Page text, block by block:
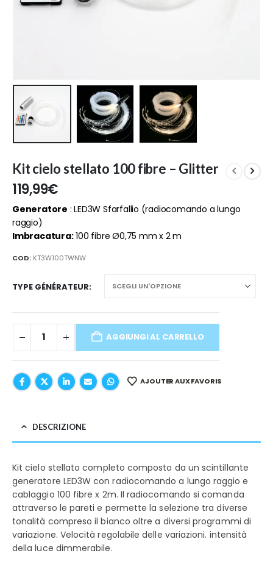
Kit cielo stellato 100 fibre – Glitter
119,99€
Generatore : LED3W Sfarfallio (radiocomando a lungo
raggio)
Imbracatura:100 fibre Ø0,75 mm x 2 m
COD: KT3W100TWNW
TYPE GÉNÉRATEUR
AGGIUNGI AL CARRELLO
AJOUTER AUX FAVORIS
DESCRIZIONE
Kit cielo stellato completo composto da un scintillante
generatore LED3W con radiocomando a lungo raggio e
cablaggio 100 fibre x 2m. Il radiocomando si comanda
attraverso le pareti e permette la selezione tra diverse
tonalità compreso il bianco oltre a diversi programmi di
variazione. Velocità regolabile delle variazioni. intensità
della luce dimmerabile.